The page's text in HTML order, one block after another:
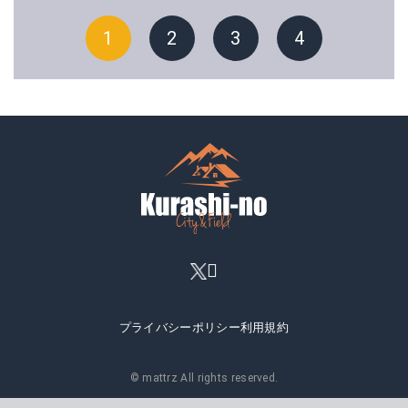
1 2 3 4
プライバシーポリシー利用規約
© mattrz All rights reserved.